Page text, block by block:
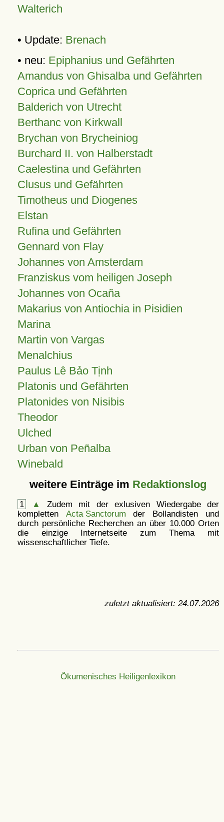
Walterich
• Update: Brenach
• neu: Epiphanius und Gefährten
Amandus von Ghisalba und Gefährten
Coprica und Gefährten
Balderich von Utrecht
Berthanc von Kirkwall
Brychan von Brycheiniog
Burchard II. von Halberstadt
Caelestina und Gefährten
Clusus und Gefährten
Timotheus und Diogenes
Elstan
Rufina und Gefährten
Gennard von Flay
Johannes von Amsterdam
Franziskus vom heiligen Joseph
Johannes von Ocaña
Makarius von Antiochia in Pisidien
Marina
Martin von Vargas
Menalchius
Paulus Lê Bảo Tịnh
Platonis und Gefährten
Platonides von Nisibis
Theodor
Ulched
Urban von Peñalba
Winebald
weitere Einträge im Redaktionslog
1 ▲
Zudem mit der exlusiven Wiedergabe der
kompletten Acta Sanctorum der Bollandisten und
durch persönliche Recherchen an über 10.000 Orten
die einzige Internetseite zum Thema mit
wissenschaftlicher Tiefe.
zuletzt aktualisiert: 24.07.2026
Ökumenisches Heiligenlexikon